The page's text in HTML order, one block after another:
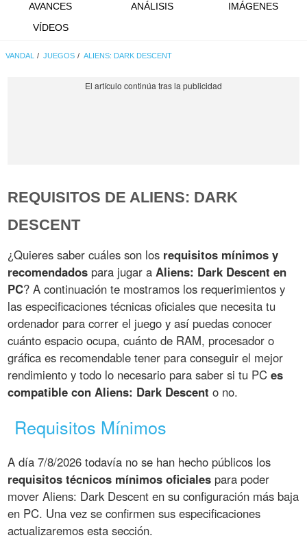
AVANCES
ANÁLISIS
IMÁGENES
VÍDEOS
VANDAL JUEGOS ALIENS: DARK DESCENT
REQUISITOS DE ALIENS: DARK
DESCENT
¿Quieres saber cuáles son los requisitos mínimos y
recomendados para jugar aAliens: Dark Descent en
PC? A continuación te mostramos los requerimientos y
las especificaciones técnicas oficiales que necesita tu
ordenador para correr el juego y así puedas conocer
cuánto espacio ocupa, cuánto de RAM, procesador o
gráfica es recomendable tener para conseguir el mejor
rendimiento y todo lo necesario para saber si tu PCes
compatible con Aliens: Dark Descent o no.
Requisitos Mínimos
A día 7/8/2026 todavía no se han hecho públicos los
requisitos técnicos mínimos oficiales para poder
mover Aliens: Dark Descent en su configuración más baja
en PC. Una vez se confirmen sus especificaciones
actualizaremos esta sección.